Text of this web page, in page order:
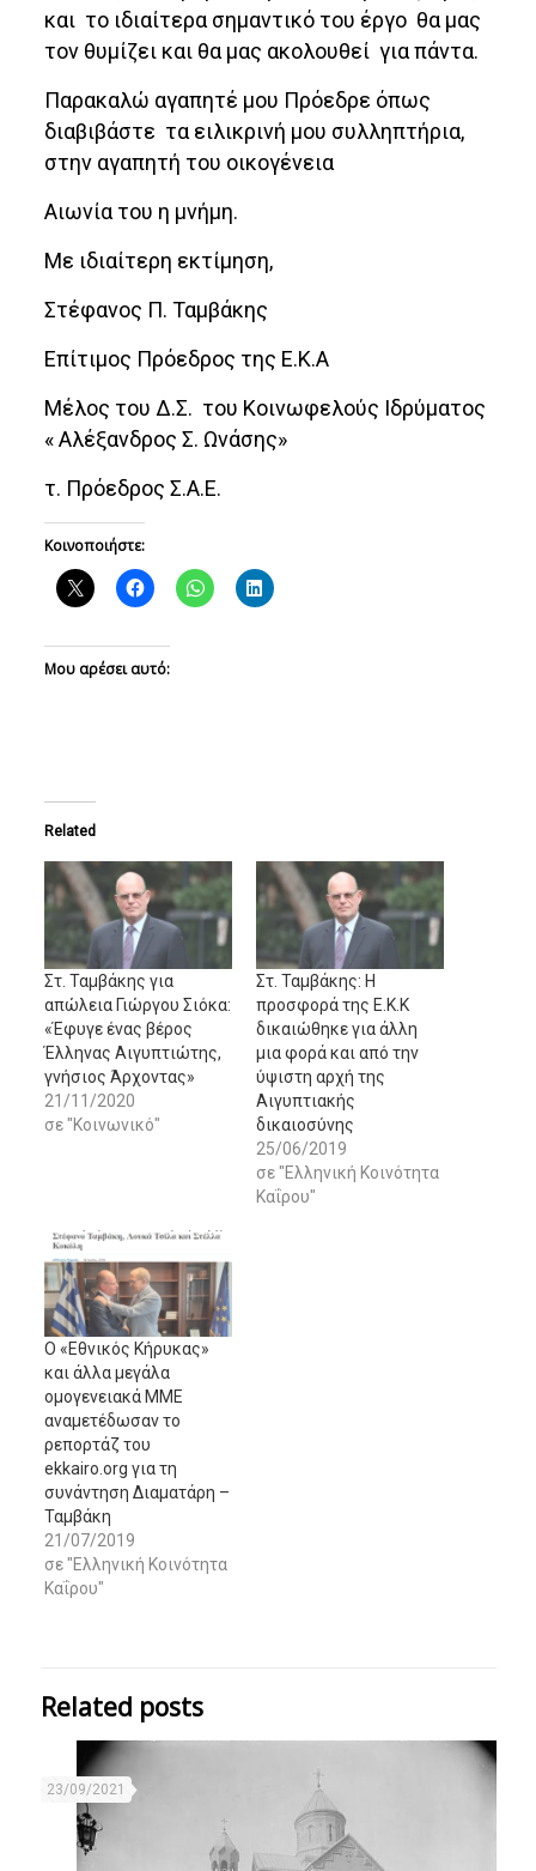
και το ιδιαίτερα σημαντικό του έργο θα μας
τον θυμίζει και θα μας ακολουθεί για πάντα.
Παρακαλώ αγαπητέ μου Πρόεδρε όπως
διαβιβάστε τα ειλικρινή μου συλληπτήρια,
στην αγαπητή του οικογένεια
Αιωνία του η μνήμη.
Με ιδιαίτερη εκτίμηση,
Στέφανος Π. Ταμβάκης
Επίτιμος Πρόεδρος της Ε.Κ.Α
Μέλος του Δ.Σ. του Κοινωφελούς Ιδρύματος
« Αλέξανδρος Σ. Ωνάσης»
τ. Πρόεδρος Σ.Α.Ε.
Κοινοποιήστε:
Μου αρέσει αυτό:
Related
Στ. Ταμβάκης για
απώλεια Γιώργου Σιόκα:
«Έφυγε ένας βέρος
Έλληνας Αιγυπτιώτης,
γνήσιος Άρχοντας»
21/11/2020
σε "Κοινωνικό"
Στ. Ταμβάκης: Η
προσφορά της Ε.Κ.Κ
δικαιώθηκε για άλλη
μια φορά και από την
ύψιστη αρχή της
Αιγυπτιακής
δικαιοσύνης
25/06/2019
σε "Ελληνική Κοινότητα
Καΐρου"
Ο «Εθνικός Κήρυκας»
και άλλα μεγάλα
ομογενειακά ΜΜΕ
αναμετέδωσαν το
ρεπορτάζ του
ekkairo.org για τη
συνάντηση Διαματάρη –
Ταμβάκη
21/07/2019
σε "Ελληνική Κοινότητα
Καΐρου"
Related posts
23/09/2021